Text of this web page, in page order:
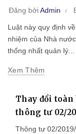
Đăng bởi Admin
Luật này quy định
nhiệm của Nhà
thống nhất quản lý...
Xem Thêm
Thay đổi
thông tư 02/
Thông tư 02/